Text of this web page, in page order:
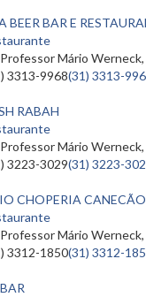
BEER BAR E
Mário
3313-9968(31) 3313-
RABAH
Mário
3223-3029(31) 3223-
CHOPERIA CANECÃO
Mário
3312-1850(31) 3312-